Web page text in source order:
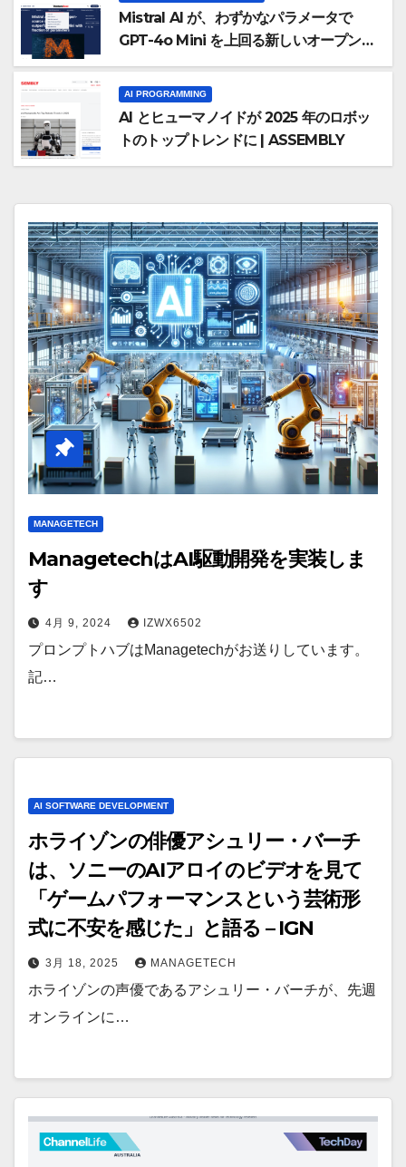
Mistral AI が、わずかなパラメータで
GPT-4o Mini を上回る新しいオープンソ
ース モデルをリリース | VentureBeat
AI PROGRAMMING
AI とヒューマノイドが 2025 年のロボッ
トのトップトレンドに | ASSEMBLY
MANAGETECH
ManagetechはAI駆動開発を実装しま
す
4月 9, 2024 IZWX6502
プロンプトハブはManagetechがお送りしています。
記…
AI SOFTWARE DEVELOPMENT
ホライゾンの俳優アシュリー・バーチ
は、ソニーのAIアロイのビデオを見て
「ゲームパフォーマンスという芸術形
式に不安を感じた」と語る – IGN
3月 18, 2025 MANAGETECH
ホライゾンの声優であるアシュリー・バーチが、先週
オンラインに…